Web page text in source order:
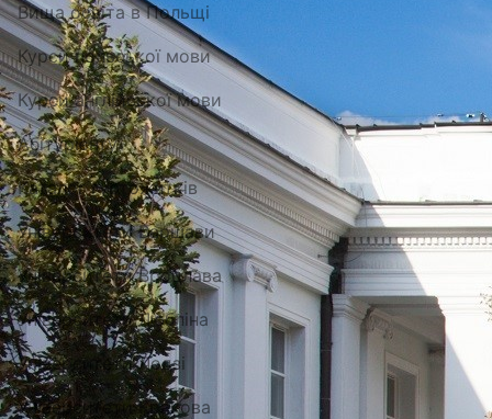
Вища освіта в Польщі
Курси польської мови
Курси англійської мови
Абітурієнту
Каталог гуртожитків
Університети Варшави
Університети Вроцлава
Університети Любліна
Університети Лодзі
Університети Кракова